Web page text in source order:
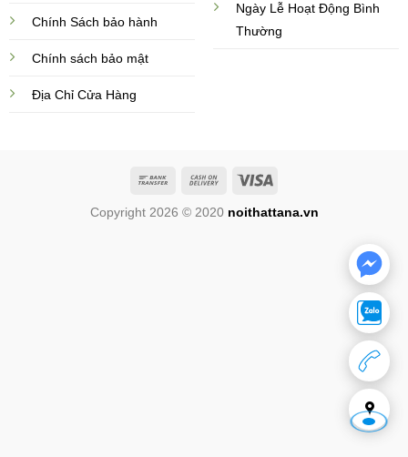
Chính Sách bảo hành
Chính sách bảo mật
Địa Chỉ Cửa Hàng
Ngày Lễ Hoạt Động Bình
Thường
Copyright 2026 © 2020 noithattana.vn